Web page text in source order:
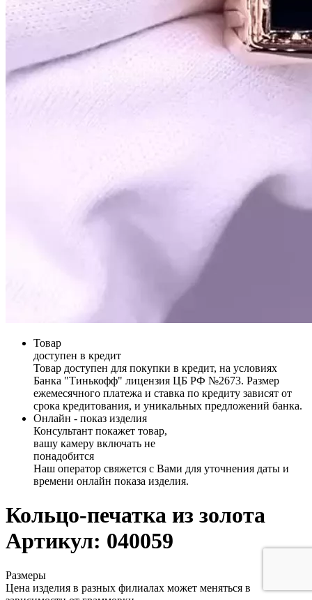
Товар
доступен в кредит
Товар доступен для покупки в кредит, на условиях
Банка "Тинькофф" лицензия ЦБ РФ №2673. Размер
ежемесячного платежа и ставка по кредиту зависят от
срока кредитования, и уникальных предложений банка.
Онлайн - показ изделия
Консультант покажет товар,
вашу камеру включать не
понадобится
Наш оператор свяжется с Вами для уточнения даты и
времени онлайн показа изделия.
Кольцо-печатка из золота
Артикул: 040059
Размеры
Цена изделия в разных филиалах может меняться в